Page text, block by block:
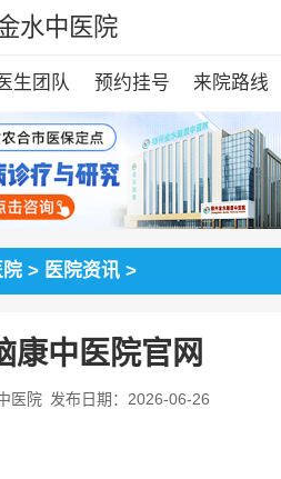
水中医院
生团队 预约挂号 来院路线
> 医院资讯 >
康中医院官网
医院 发布日期：2026-06-26